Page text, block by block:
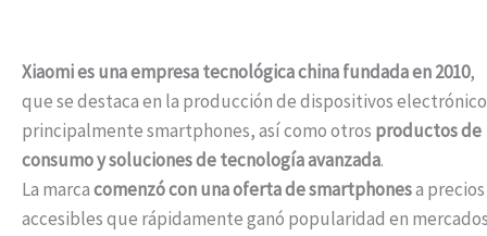
Xiaomi es una empresa tecnológica china fundada en 2010,
que se destaca en la producción de dispositivos
principalmente smartphones, así como otros productos de
consumo y soluciones de tecnología avanzada.
La marcacomenzó con una oferta de smartphonesa precios
accesibles que rápidamente ganó popularidad en